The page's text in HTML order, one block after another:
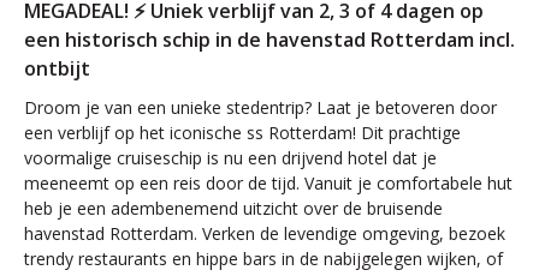
MEGADEAL! ⚡ Uniek verblijf van 2, 3 of 4 dagen op
een historisch schip in de havenstad Rotterdam incl.
ontbijt
Droom je van een unieke stedentrip? Laat je betoveren door
een verblijf op het iconische ss Rotterdam! Dit prachtige
voormalige cruiseschip is nu een drijvend hotel dat je
meeneemt op een reis door de tijd. Vanuit je comfortabele hut
heb je een adembenemend uitzicht over de bruisende
havenstad Rotterdam. Verken de levendige omgeving, bezoek
trendy restaurants en hippe bars in de nabijgelegen wijken, of